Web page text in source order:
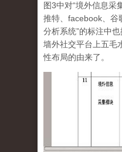
图3中对“境外信息采
推特、facebook、谷
分析系统”的标注中
墙外社交平台上五毛
性布局的由来了。
tu_3.jpg